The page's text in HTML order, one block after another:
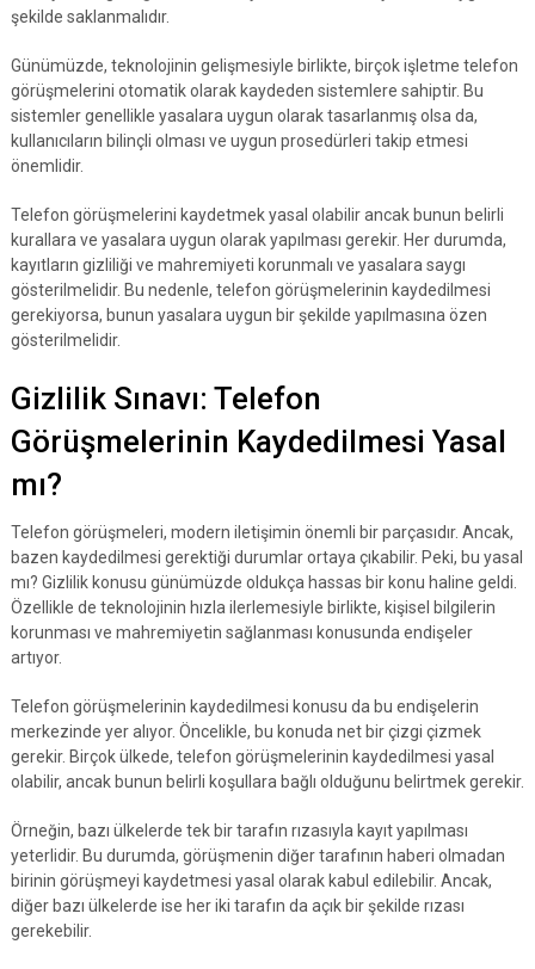
şekilde saklanmalıdır.
Günümüzde, teknolojinin gelişmesiyle birlikte, birçok işletme telefon
görüşmelerini otomatik olarak kaydeden sistemlere sahiptir. Bu
sistemler genellikle yasalara uygun olarak tasarlanmış olsa da,
kullanıcıların bilinçli olması ve uygun prosedürleri takip etmesi
önemlidir.
Telefon görüşmelerini kaydetmek yasal olabilir ancak bunun belirli
kurallara ve yasalara uygun olarak yapılması gerekir. Her durumda,
kayıtların gizliliği ve mahremiyeti korunmalı ve yasalara saygı
gösterilmelidir. Bu nedenle, telefon görüşmelerinin kaydedilmesi
gerekiyorsa, bunun yasalara uygun bir şekilde yapılmasına özen
gösterilmelidir.
Gizlilik Sınavı: Telefon
Görüşmelerinin Kaydedilmesi Yasal
mı?
Telefon görüşmeleri, modern iletişimin önemli bir parçasıdır. Ancak,
bazen kaydedilmesi gerektiği durumlar ortaya çıkabilir. Peki, bu yasal
mı? Gizlilik konusu günümüzde oldukça hassas bir konu haline geldi.
Özellikle de teknolojinin hızla ilerlemesiyle birlikte, kişisel bilgilerin
korunması ve mahremiyetin sağlanması konusunda endişeler
artıyor.
Telefon görüşmelerinin kaydedilmesi konusu da bu endişelerin
merkezinde yer alıyor. Öncelikle, bu konuda net bir çizgi çizmek
gerekir. Birçok ülkede, telefon görüşmelerinin kaydedilmesi yasal
olabilir, ancak bunun belirli koşullara bağlı olduğunu belirtmek gerekir.
Örneğin, bazı ülkelerde tek bir tarafın rızasıyla kayıt yapılması
yeterlidir. Bu durumda, görüşmenin diğer tarafının haberi olmadan
birinin görüşmeyi kaydetmesi yasal olarak kabul edilebilir. Ancak,
diğer bazı ülkelerde ise her iki tarafın da açık bir şekilde rızası
gerekebilir.